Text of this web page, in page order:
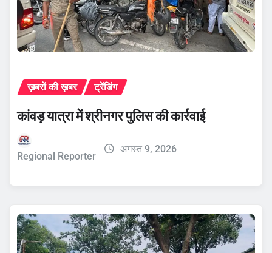
ख़बरों की ख़बर ट्रेंडिंग
कांवड़ यात्रा में श्रीनगर पुलिस की कार्रवाई
Regional Reporter
अगस्त 9, 2026